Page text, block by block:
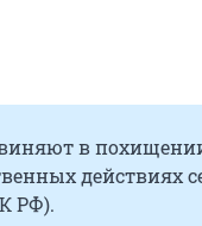
в
действиях
РФ).